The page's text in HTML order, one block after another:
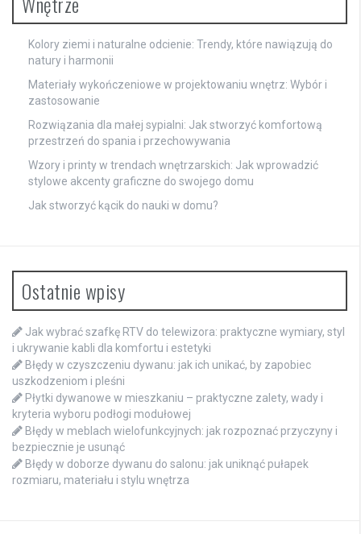
Kolory ziemi i naturalne odcienie: Trendy, które nawiązują do
natury i harmonii
Materiały wykończeniowe w projektowaniu wnętrz: Wybór i
zastosowanie
Rozwiązania dla małej sypialni: Jak stworzyć komfortową
przestrzeń do spania i przechowywania
Wzory i printy w trendach wnętrzarskich: Jak wprowadzić
stylowe akcenty graficzne do swojego domu
Jak stworzyć kącik do nauki w domu?
Ostatnie wpisy
Jak wybrać szafkę RTV do telewizora: praktyczne wymiary, styl
i ukrywanie kabli dla komfortu i estetyki
Błędy w czyszczeniu dywanu: jak ich unikać, by zapobiec
uszkodzeniom i pleśni
Płytki dywanowe w mieszkaniu – praktyczne zalety, wady i
kryteria wyboru podłogi modułowej
Błędy w meblach wielofunkcyjnych: jak rozpoznać przyczyny i
bezpiecznie je usunąć
Błędy w doborze dywanu do salonu: jak uniknąć pułapek
rozmiaru, materiału i stylu wnętrza